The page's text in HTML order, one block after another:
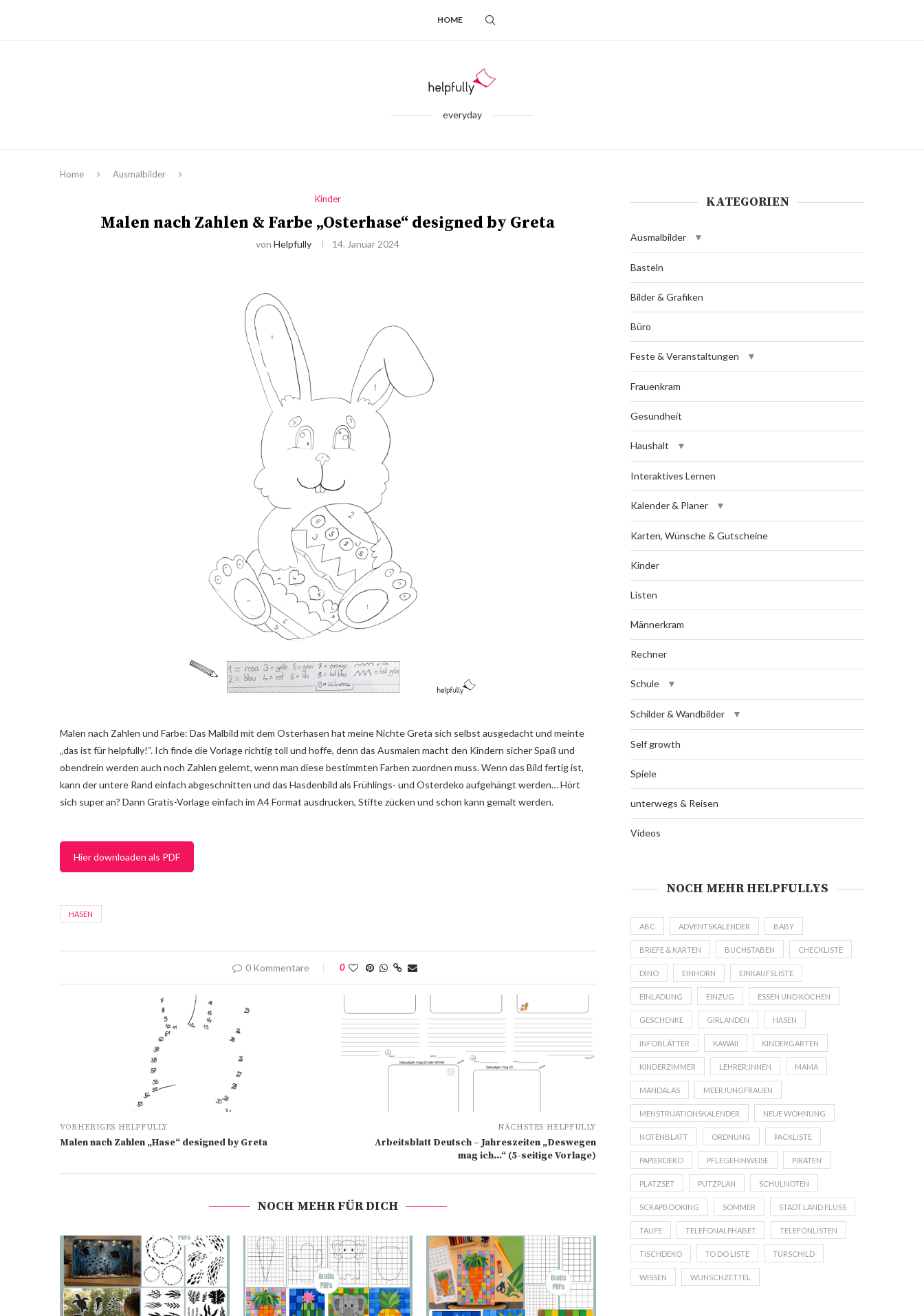
HOME
everyday
Home Ausmalbilder
Kinder
Malen nach Zahlen & Farbe „Osterhase“ designed by Greta
vonHelpfully 14. Januar 2024
Malen nach Zahlen und Farbe: Das Malbild mit dem Osterhasen hat meine Nichte Greta sich selbst ausgedacht und meinte
„das ist für helpfully!“. Ich finde die Vorlage richtig toll und hoffe, denn das Ausmalen macht den Kindern sicher Spaß und
obendrein werden auch noch Zahlen gelernt, wenn man diese bestimmten Farben zuordnen muss. Wenn das Bild fertig ist,
kann der untere Rand einfach abgeschnitten und das Hasdenbild als Frühlings- und Osterdeko aufgehängt werden… Hört
sich super an? Dann Gratis-Vorlage einfach im A4 Format ausdrucken, Stifte zücken und schon kann gemalt werden.
Hier downloaden als PDF
HASEN
0 Kommentare 0
VORHERIGES HELPFULLY
Malen nach Zahlen „Hase“ designed by Greta
NÄCHSTES HELPFULLY
Arbeitsblatt Deutsch – Jahreszeiten „Deswegen
mag ich…“ (5-seitige Vorlage)
NOCH MEHR FÜR DICH
KATEGORIEN
Ausmalbilder
Basteln
Bilder & Grafiken
Büro
Feste & Veranstaltungen
Frauenkram
Gesundheit
Haushalt
Interaktives Lernen
Kalender & Planer
Karten, Wünsche & Gutscheine
Kinder
Listen
Männerkram
Rechner
Schule
Schilder & Wandbilder
Self growth
Spiele
unterwegs & Reisen
Videos
NOCH MEHR HELPFULLYS
ABC ADVENTSKALENDER BABY
BRIEFE & KARTEN BUCHSTABEN CHECKLISTE
DINO EINHORN EINKAUFSLISTE
EINLADUNG EINZUG ESSEN UND KOCHEN
GESCHENKE GIRLANDEN HASEN
INFOBLÄTTER KAWAII KINDERGARTEN
KINDERZIMMER LEHRER:INNEN MAMA
MANDALAS MEERJUNGFRAUEN
MENSTRUATIONSKALENDER NEUE WOHNUNG
NOTENBLATT ORDNUNG PACKLISTE
PAPIERDEKO PFLEGEHINWEISE PIRATEN
PLATZSET PUTZPLAN SCHULNOTEN
SCRAPBOOKING SOMMER STADT LAND FLUSS
TAUFE TELEFONALPHABET TELEFONLISTEN
TISCHDEKO TO DO LISTE TÜRSCHILD
WISSEN WUNSCHZETTEL